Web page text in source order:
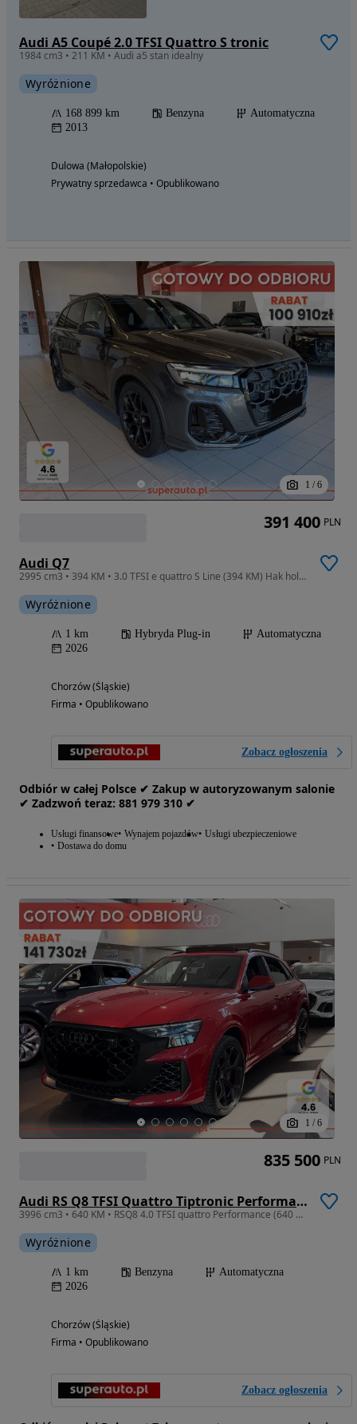
Audi A5 Coupé 2.0 TFSI Quattro S tronic
1984 cm3 • 211 KM • Audi a5 stan idealny
Wyróżnione
168 899 km Benzyna
Automatyczna
2013
Dulowa (Małopolskie)
Prywatny sprzedawca • Opublikowano
1 / 6
Audi Q7
2995 cm3 • 394 KM • 3.0 TFSI e quattro S Line (394 KM) Hak holowniczy
Wyróżnione
1 km Hybryda Plug-in
Automatyczna
2026
Chorzów (Śląskie)
Firma • Opublikowano
Zobacz ogłoszenia
Odbiór w całej Polsce ✔ Zakup w autoryzowanym salonie
✔ Zadzwoń‎ t‎eraz: ‎881‎ 979‎ 310 ✔
Usługi finansowe Wynajem pojazdów Usługi ubezpieczeniowe
Dostawa do domu
391 400 PLN
1 / 6
Audi RS Q8 TFSI Quattro Tiptronic Performance
3996 cm3 • 640 KM • RSQ8 4.0 TFSI quattro Performance (640 KM) Dach szklany panoramiczny
Wyróżnione
1 km Benzyna
Automatyczna
2026
Chorzów (Śląskie)
Firma • Opublikowano
Zobacz ogłoszenia
835 500 PLN